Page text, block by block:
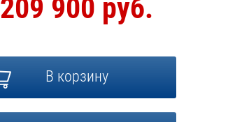
209 900 руб.
В корзину